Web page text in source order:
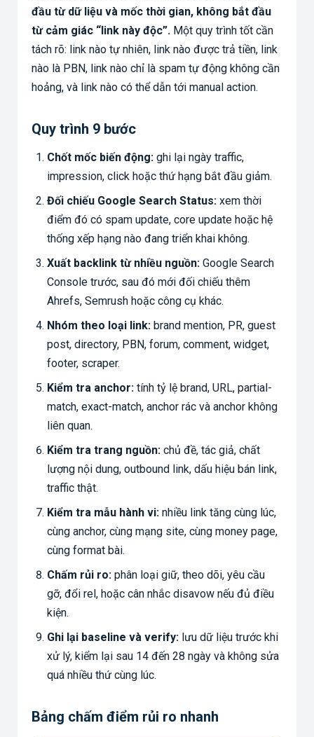
đầu từ dữ liệu và mốc thời gian, không bắt đầu
từ cảm giác “link này độc”. Một quy trình tốt cần
tách rõ: link nào tự nhiên, link nào được trả tiền, link
nào là PBN, link nào chỉ là spam tự động không cần
hoảng, và link nào có thể dẫn tới manual action.
Quy trình 9 bước
Chốt mốc biến động: ghi lại ngày traffic,
impression, click hoặc thứ hạng bắt đầu giảm.
Đối chiếu Google Search Status: xem thời
điểm đó có spam update, core update hoặc hệ
thống xếp hạng nào đang triển khai không.
Xuất backlink từ nhiều nguồn: Google Search
Console trước, sau đó mới đối chiếu thêm
Ahrefs, Semrush hoặc công cụ khác.
Nhóm theo loại link: brand mention, PR, guest
post, directory, PBN, forum, comment, widget,
footer, scraper.
Kiểm tra anchor: tính tỷ lệ brand, URL, partial-
match, exact-match, anchor rác và anchor không
liên quan.
Kiểm tra trang nguồn: chủ đề, tác giả, chất
lượng nội dung, outbound link, dấu hiệu bán link,
traffic thật.
Kiểm tra mẫu hành vi: nhiều link tăng cùng lúc,
cùng anchor, cùng mạng site, cùng money page,
cùng format bài.
Chấm rủi ro: phân loại giữ, theo dõi, yêu cầu
gỡ, đổi rel, hoặc cân nhắc disavow nếu đủ điều
kiện.
Ghi lại baseline và verify: lưu dữ liệu trước khi
xử lý, kiểm lại sau 14 đến 28 ngày và không sửa
quá nhiều thứ cùng lúc.
Bảng chấm điểm rủi ro nhanh